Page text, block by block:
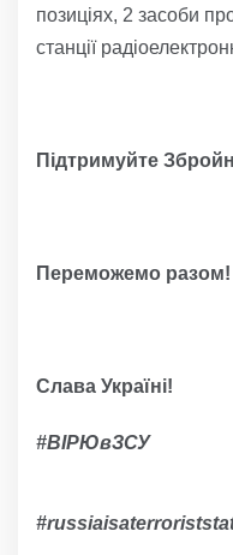
позиціях, 2 засоби
станції
Підтримуйте
Переможемо разом!
Слава Україні!
#ВІРЮвЗСУ